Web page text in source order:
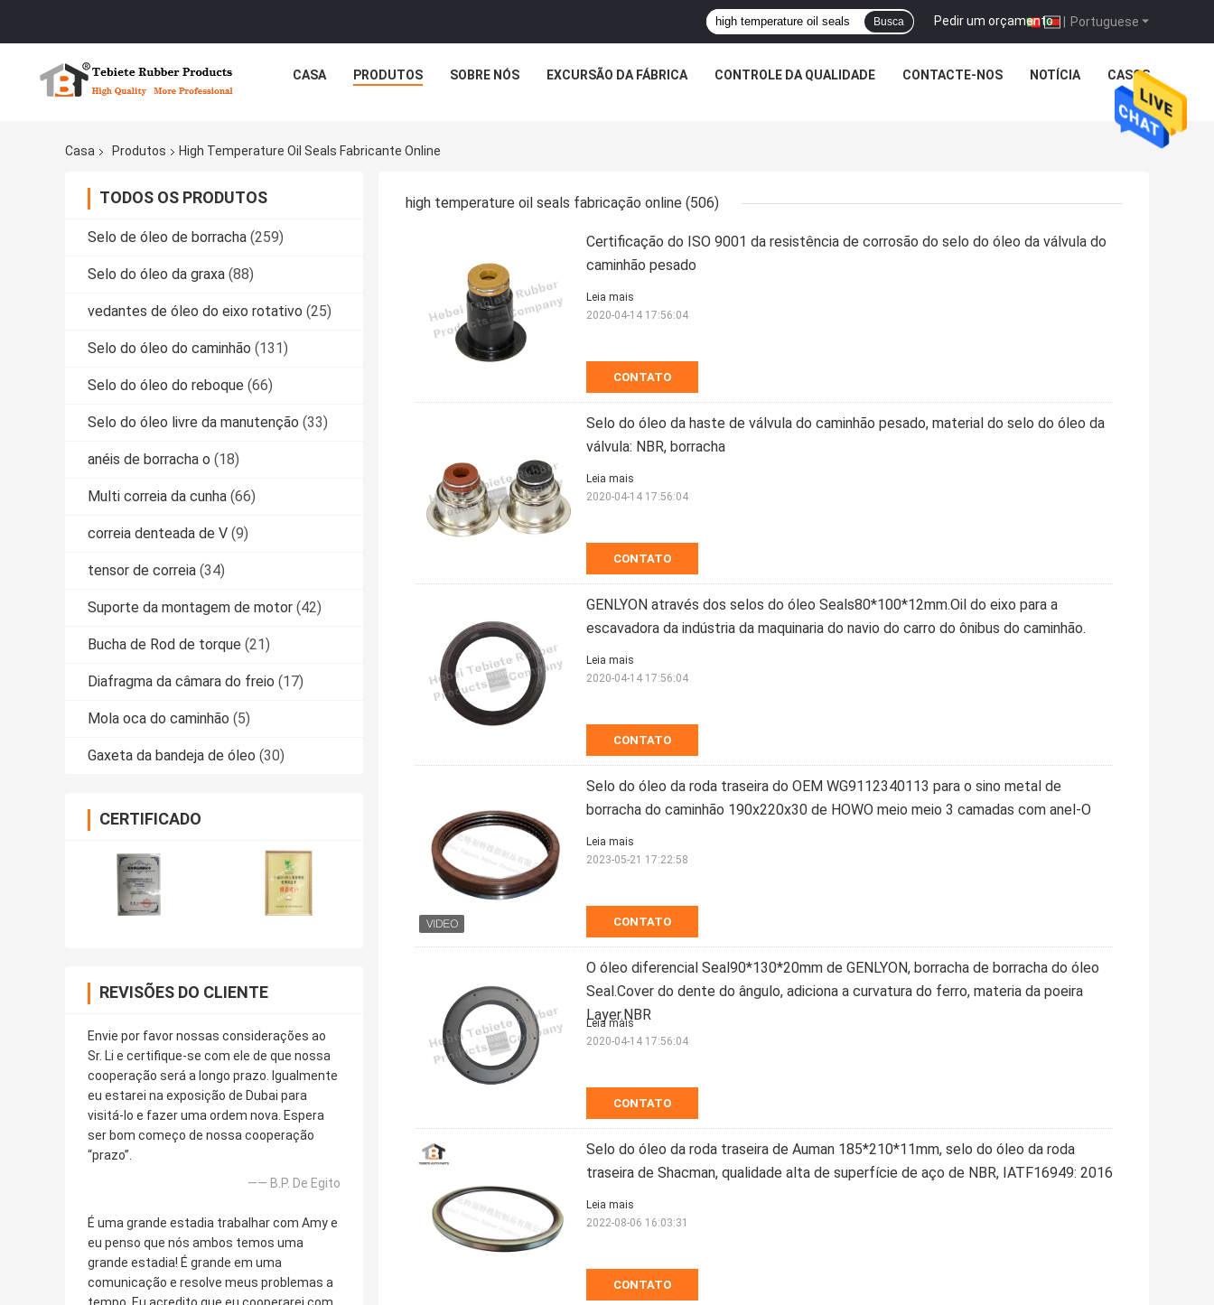
Portuguese
Pedir um orçamento |
Busca
CASA PRODUTOS SOBRE NÓS EXCURSÃO DA FÁBRICA CONTROLE DA QUALIDADE CONTACTE-NOS NOTÍCIA CASOS
Casa Produtos High Temperature Oil Seals Fabricante Online
TODOS OS PRODUTOS
Selo de óleo de borracha (259)
Selo do óleo da graxa (88)
vedantes de óleo do eixo rotativo (25)
Selo do óleo do caminhão (131)
Selo do óleo do reboque (66)
Selo do óleo livre da manutenção (33)
anéis de borracha o (18)
Multi correia da cunha (66)
correia denteada de V (9)
tensor de correia (34)
Suporte da montagem de motor (42)
Bucha de Rod de torque (21)
Diafragma da câmara do freio (17)
Mola oca do caminhão (5)
Gaxeta da bandeja de óleo (30)
CERTIFICADO
REVISÕES DO CLIENTE
Envie por favor nossas considerações ao
Sr. Li e certifique-se com ele de que nossa
cooperação será a longo prazo. Igualmente
eu estarei na exposição de Dubai para
visitá-lo e fazer uma ordem nova. Espera
ser bom começo de nossa cooperação
“prazo”.
—— B.P. De Egito
É uma grande estadia trabalhar com Amy e
eu penso que nós ambos temos uma
grande estadia! É grande em uma
comunicação e resolve meus problemas a
high temperature oil seals fabricação online (506)
Certificação do ISO 9001 da resistência de corrosão do selo do óleo da válvula do
caminhão pesado
CONTATO
Leia mais
2020-04-14 17:56:04
Selo do óleo da haste de válvula do caminhão pesado, material do selo do óleo da
válvula: NBR, borracha
CONTATO
Leia mais
2020-04-14 17:56:04
GENLYON através dos selos do óleo Seals80*100*12mm.Oil do eixo para a
escavadora da indústria da maquinaria do navio do carro do ônibus do caminhão.
CONTATO
Leia mais
2020-04-14 17:56:04
Selo do óleo da roda traseira do OEM WG9112340113 para o sino metal de
borracha do caminhão 190x220x30 de HOWO meio meio 3 camadas com anel-O
CONTATO
Leia mais
2023-05-21 17:22:58
O óleo diferencial Seal90*130*20mm de GENLYON, borracha de borracha do óleo
Seal.Cover do dente do ângulo, adiciona a curvatura do ferro, materia da poeira
Layer.NBR
CONTATO
Leia mais
2020-04-14 17:56:04
Selo do óleo da roda traseira de Auman 185*210*11mm, selo do óleo da roda
traseira de Shacman, qualidade alta de superfície de aço de NBR, IATF16949: 2016
CONTATO
Leia mais
2022-08-06 16:03:31